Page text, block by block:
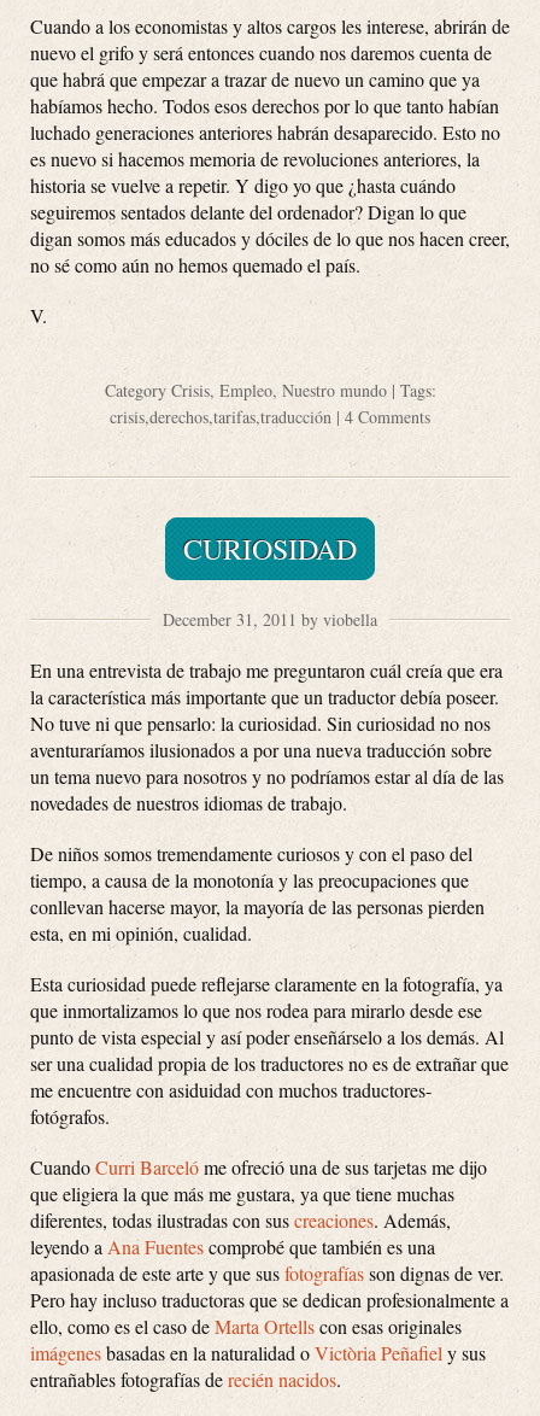
Cuando a los economistas y altos cargos les interese, abrirán de
nuevo el grifo y será entonces cuando nos daremos cuenta de
que habrá que empezar a trazar de nuevo un camino que ya
habíamos hecho. Todos esos derechos por lo que tanto habían
luchado generaciones anteriores habrán desaparecido. Esto no
es nuevo si hacemos memoria de revoluciones anteriores, la
historia se vuelve a repetir. Y digo yo que ¿hasta cuándo
seguiremos sentados delante del ordenador? Digan lo que
digan somos más educados y dóciles de lo que nos hacen creer,
no sé como aún no hemos quemado el país.
V.
Category Crisis, Empleo, Nuestro mundo| Tags:
crisis,derechos,tarifas,traducción | 4 Comments
CURIOSIDAD
December 31, 2011 by viobella
En una entrevista de trabajo me preguntaron cuál creía que era
la característica más importante que un traductor debía poseer.
No tuve ni que pensarlo: la curiosidad. Sin curiosidad no nos
aventuraríamos ilusionados a por una nueva traducción sobre
un tema nuevo para nosotros y no podríamos estar al día de las
novedades de nuestros idiomas de trabajo.
De niños somos tremendamente curiosos y con el paso del
tiempo, a causa de la monotonía y las preocupaciones que
conllevan hacerse mayor, la mayoría de las personas pierden
esta, en mi opinión, cualidad.
Esta curiosidad puede reflejarse claramente en la fotografía, ya
que inmortalizamos lo que nos rodea para mirarlo desde ese
punto de vista especial y así poder enseñárselo a los demás. Al
ser una cualidad propia de los traductores no es de extrañar que
me encuentre con asiduidad con muchos traductores-
fotógrafos.
CuandoCurri Barcelóme ofreció una de sus tarjetas me dijo
que eligiera la que más me gustara, ya que tiene muchas
diferentes, todas ilustradas con suscreaciones. Además,
leyendo a Ana Fuentescomprobé que también es una
apasionada de este arte y que susfotografíasson dignas de ver.
Pero hay incluso traductoras que se dedican profesionalmente a
ello, como es el caso deMarta Ortellscon esas originales
imágenesbasadas en la naturalidad oVictòria Peñafiel y sus
entrañables fotografías derecién nacidos.